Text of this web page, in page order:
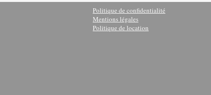
Politique de confidentialité
Mentions légales
Politique de location